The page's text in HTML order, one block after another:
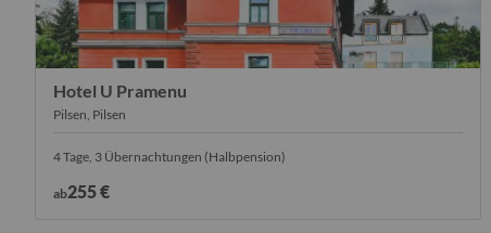
Hotel U Pramenu
Pilsen, Pilsen
4 Tage, 3 Übernachtungen (Halbpension)
ab255 €